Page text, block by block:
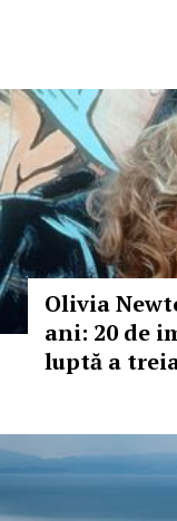
Olivia
ani: 20 de
luptă a